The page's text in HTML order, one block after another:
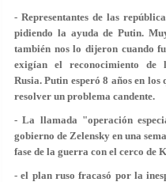
- Representantes de las
pidiendo la ayuda de Putin.
también nos lo dijeron cuando
exigían el reconocimiento
Rusia. Putin esperó 8 años en los
resolver un problema candente.
- La llamada "operación
gobierno de Zelensky en una
fase de la guerra con el cerco de
- el plan ruso fracasó por la